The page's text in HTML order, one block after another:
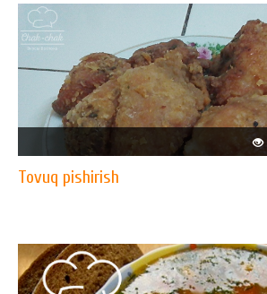
Tovuq pishirish